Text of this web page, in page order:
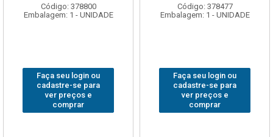
Código: 378800
Embalagem: 1 - UNIDADE
Faça seu login ou
cadastre-se para
ver preços e
comprar
Código: 378477
Embalagem: 1 - UNIDADE
Faça seu login ou
cadastre-se para
ver preços e
comprar